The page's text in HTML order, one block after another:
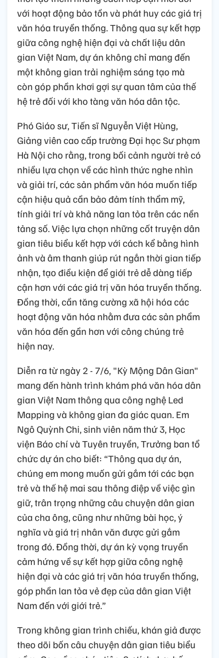
với hoạt động bảo tồn và phát huy các giá trị
văn hóa truyền thống. Thông qua sự kết hợp
giữa công nghệ hiện đại và chất liệu dân
gian Việt Nam, dự án không chỉ mang đến
một không gian trải nghiệm sáng tạo mà
còn góp phần khơi gợi sự quan tâm của thế
hệ trẻ đối với kho tàng văn hóa dân tộc.
Phó Giáo sư, Tiến sĩ Nguyễn Việt Hùng,
Giảng viên cao cấp trường Đại học Sư phạm
Hà Nội cho rằng, trong bối cảnh người trẻ có
nhiều lựa chọn về các hình thức nghe nhìn
và giải trí, các sản phẩm văn hóa muốn tiếp
cận hiệu quả cần bảo đảm tính thẩm mỹ,
tính giải trí và khả năng lan tỏa trên các nền
tảng số. Việc lựa chọn những cốt truyện dân
gian tiêu biểu kết hợp với cách kể bằng hình
ảnh và âm thanh giúp rút ngắn thời gian tiếp
nhận, tạo điều kiện để giới trẻ dễ dàng tiếp
cận hơn với các giá trị văn hóa truyền thống.
Đồng thời, cần tăng cường xã hội hóa các
hoạt động văn hóa nhằm đưa các sản phẩm
văn hóa đến gần hơn với công chúng trẻ
hiện nay.
Diễn ra từ ngày 2 - 7/6, "Kỳ Mộng Dân Gian"
mang đến hành trình khám phá văn hóa dân
gian Việt Nam thông qua công nghệ Led
Mapping và không gian đa giác quan. Em
Ngô Quỳnh Chi, sinh viên năm thứ 3, Học
viện Báo chí và Tuyên truyền, Trưởng ban tổ
chức dự án cho biết: “Thông qua dự án,
chúng em mong muốn gửi gắm tới các bạn
trẻ và thế hệ mai sau thông điệp về việc gìn
giữ, trân trọng những câu chuyện dân gian
của cha ông, cũng như những bài học, ý
nghĩa và giá trị nhân văn được gửi gắm
trong đó. Đồng thời, dự án kỳ vọng truyền
cảm hứng về sự kết hợp giữa công nghệ
hiện đại và các giá trị văn hóa truyền thống,
góp phần lan tỏa vẻ đẹp của dân gian Việt
Nam đến với giới trẻ.”
Trong không gian trình chiếu, khán giả được
theo dõi bốn câu chuyện dân gian tiêu biểu